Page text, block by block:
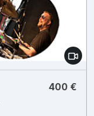
400 €